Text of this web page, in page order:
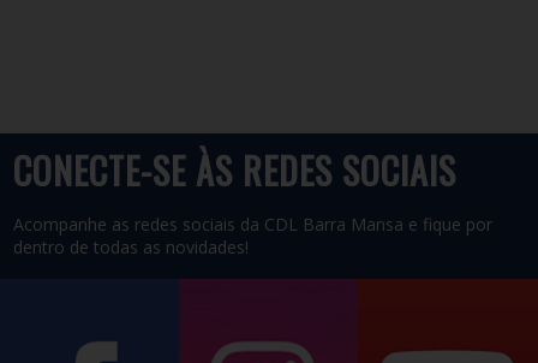
CONECTE-SE ÀS REDES SOCIAIS
Acompanhe as redes sociais da CDL Barra Mansa e fique por
dentro de todas as novidades!